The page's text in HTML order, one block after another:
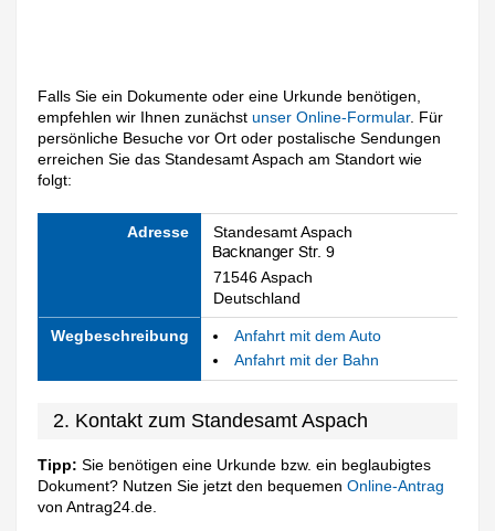
Falls Sie ein Dokumente oder eine Urkunde benötigen,
empfehlen wir Ihnen zunächstunser Online-Formular. Für
persönliche Besuche vor Ort oder postalische Sendungen
erreichen Sie das Standesamt Aspach am Standort wie
folgt:
Adresse Standesamt Aspach
71546 Aspach
Deutschland
Wegbeschreibung
Anfahrt mit dem Auto
Anfahrt mit der Bahn
2. Kontakt zum Standesamt Aspach
Tipp: Sie benötigen eine Urkunde bzw. ein beglaubigtes
Dokument? Nutzen Sie jetzt den bequemenOnline-Antrag
von Antrag24.de.